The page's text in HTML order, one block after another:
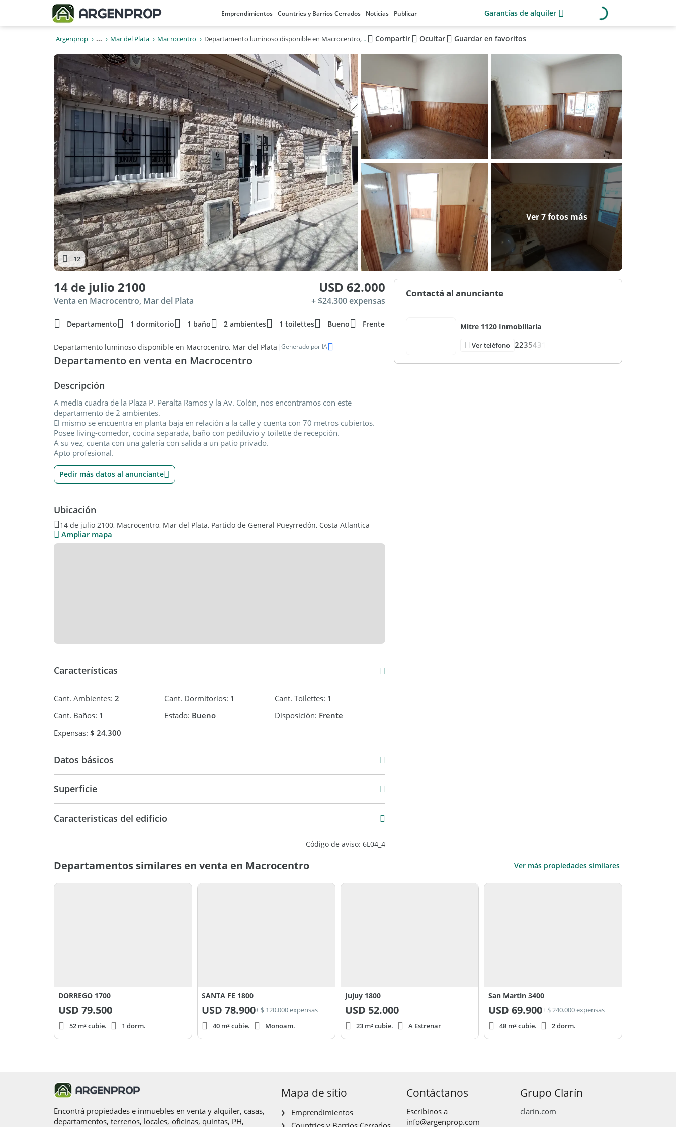
Emprendimientos Countries y Barrios Cerrados Noticias Publicar Garantías de alquiler
Argenprop ... Mar del Plata Macrocentro Departamento luminoso disponible en Macrocentro, Mar del Plata Compartir Ocultar Guardar en favoritos
Ver 7 fotos más
12
14 de julio 2100 USD 62.000
Venta en Macrocentro, Mar del Plata + $24.300 expensas
Departamento 1 dormitorio 1 baño 2 ambientes 1 toilettes Bueno Frente
Departamento luminoso disponible en Macrocentro, Mar del Plata | Generado por IA
Departamento en venta en Macrocentro
Descripción
A media cuadra de la Plaza P. Peralta Ramos y la Av. Colón, nos encontramos con este
departamento de 2 ambientes.
El mismo se encuentra en planta baja en relación a la calle y cuenta con 70 metros cubiertos.
Posee living-comedor, cocina separada, baño con pediluvio y toilette de recepción.
A su vez, cuenta con una galería con salida a un patio privado.
Apto profesional.
Pedir más datos al anunciante
Ubicación
14 de julio 2100, Macrocentro, Mar del Plata, Partido de General Pueyrredón, Costa Atlantica
Ampliar mapa
Características
Cant. Ambientes: 2 Cant. Dormitorios: 1 Cant. Toilettes: 1
Cant. Baños: 1 Estado: Bueno Disposición: Frente
Expensas: $ 24.300
Datos básicos
Departamento
Superficie
Caracteristicas del edificio
Código de aviso: 6L04_4
Contactá al anunciante
Mitre 1120 Inmobiliaria
Ver teléfono 2235431
Departamentos similares en venta en Macrocentro Ver más propiedades similares
DORREGO 1700
USD 79.500
52 m² cubie. 1 dorm.
SANTA FE 1800
USD 78.900+ $ 120.000 expensas
40 m² cubie.
Monoam.
Jujuy 1800
USD 52.000
23 m² cubie. A Estrenar
San Martin 3400
USD 69.900+ $ 240.000 expensas
48 m² cubie.
2 dorm.
Encontrá propiedades e inmuebles en venta y alquiler, casas,
departamentos, terrenos, locales, oficinas, quintas, PH,
Mapa de sitio
Emprendimientos
Contáctanos
Escribinos a
info@argenprop.com
Grupo Clarín
clarín.com